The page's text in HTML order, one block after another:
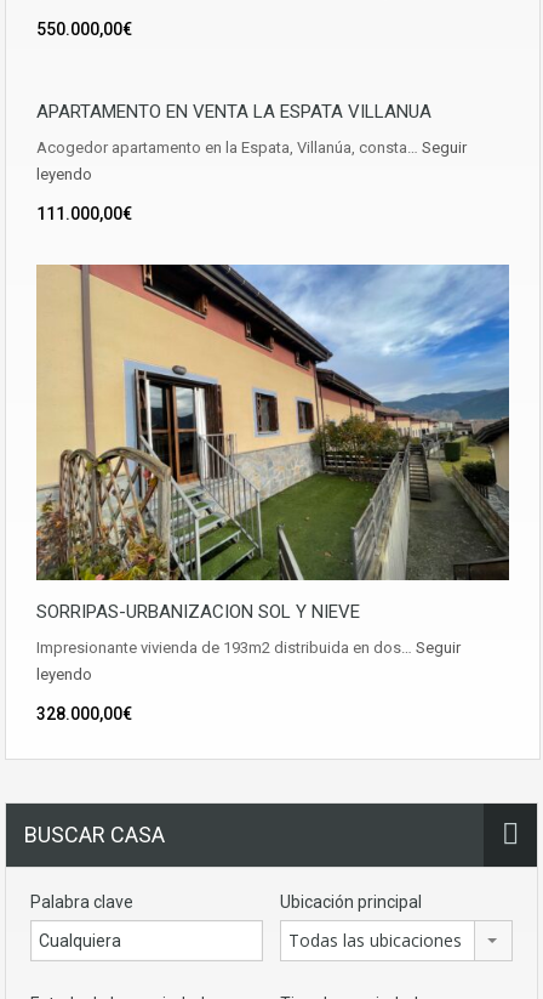
550.000,00€
APARTAMENTO EN VENTA LA ESPATA VILLANUA
Acogedor apartamento en la Espata, Villanúa, consta… Seguir
leyendo
111.000,00€
SORRIPAS-URBANIZACION SOL Y NIEVE
Impresionante vivienda de 193m2 distribuida en dos… Seguir
leyendo
328.000,00€
BUSCAR CASA
Palabra clave Ubicación principal
Todas las ubicaciones